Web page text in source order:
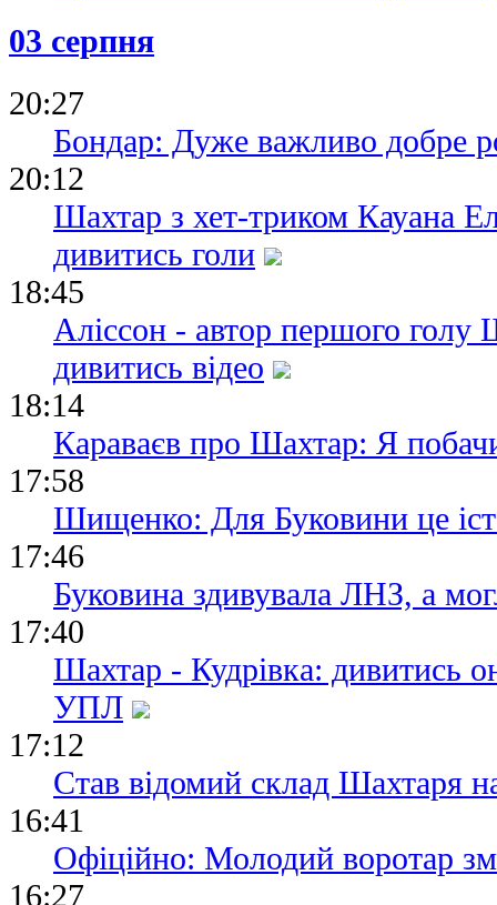
03 серпня
20:27
Бондар: Дуже важливо добре
20:12
Шахтар з хет-триком Кауана
дивитись голи
18:45
Аліссон - автор першого голу
дивитись відео
18:14
Караваєв про Шахтар: Я
17:58
Шищенко: Для Буковини це
17:46
Буковина здивувала ЛНЗ, а
17:40
Шахтар - Кудрівка: дивитись
УПЛ
17:12
Став відомий склад Шахтаря
16:41
Офіційно: Молодий воротар
16:27